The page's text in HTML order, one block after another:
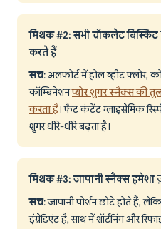
मिथक #2: सभी चॉकलेट बिस्किट
करते हैं
सच: अलफोर्ट में होल व्हीट
कॉम्बिनेशनप्योर शुगर स्नैक्स की
करता है। फैट कंटेंट ग्लाइसेमिक
शुगर धीरे-धीरे बढ़ता है।
मिथक #3: जापानी स्नैक्स हमेशा
सच: जापानी पोर्शन छोटे होते हैं,
इंग्रेडिएंट है, साथ में शॉर्टनिंग और